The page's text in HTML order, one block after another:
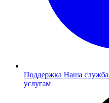
Поддержка Наша
услугам